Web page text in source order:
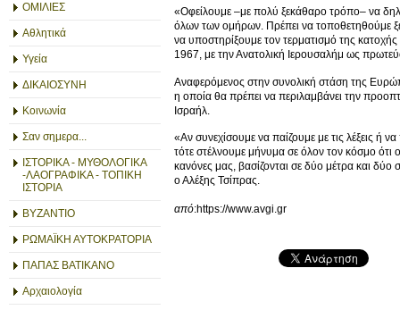
ΟΜΙΛΙΕΣ
Αθλητικά
Υγεία
ΔΙΚΑΙΟΣΥΝΗ
Κοινωνία
Σαν σημερα...
ΙΣΤΟΡΙΚΑ - ΜΥΘΟΛΟΓΙΚΑ
-ΛΑΟΓΡΑΦΙΚΑ - ΤΟΠΙΚΗ
ΙΣΤΟΡΙΑ
ΒΥΖΑΝΤΙΟ
ΡΩΜΑΪΚΗ ΑΥΤΟΚΡΑΤΟΡΙΑ
ΠΑΠΑΣ ΒΑΤΙΚΑΝΟ
Αρχαιολογία
«Οφείλουμε –με πολύ ξεκάθαρο τρόπο– να
όλων των ομήρων. Πρέπει να τοποθετηθούμε
να υποστηρίξουμε τον τερματισμό της
1967, με την Ανατολική Ιερουσαλήμ ως
Αναφερόμενος στην συνολική στάση της
η οποία θα πρέπει να περιλαμβάνει την
Ισραήλ.
«Αν συνεχίσουμε να παίζουμε με τις λέξεις ή
τότε στέλνουμε μήνυμα σε όλον τον κόσμο ότι
κανόνες μας, βασίζονται σε δύο μέτρα και δύο
ο Αλέξης Τσίπρας.
από:https://www.avgi.gr